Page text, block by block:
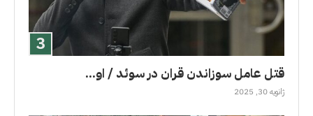
قتل عامل سوزاندن قران در سوئد / او...
ژانویه 30, 2025